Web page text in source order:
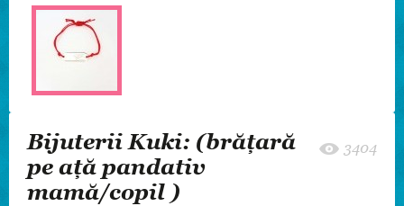
Bijuterii Kuki: (brățară
pe ață pandativ
mamă/copil )
3404